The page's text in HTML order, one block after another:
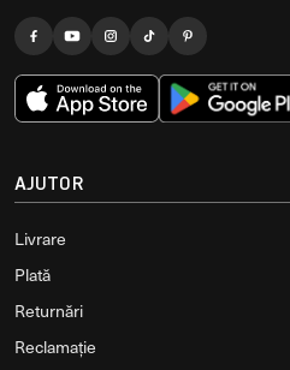
AJUTOR
Livrare
Plată
Returnări
Reclamație